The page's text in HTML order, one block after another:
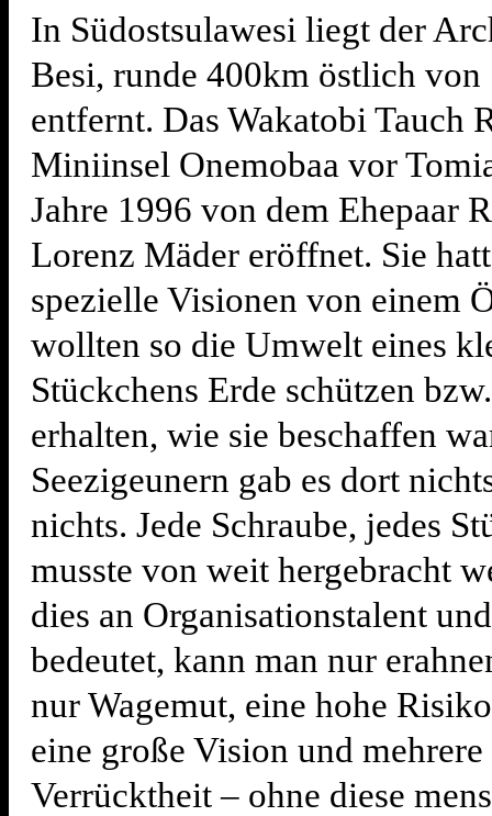
In Südostsulawesi liegt der
Besi, runde 400km östlich von
entfernt. Das Wakatobi Tauch
Miniinsel Onemobaa vor
Jahre 1996 von dem Ehepaar
Lorenz Mäder eröffnet. Sie
spezielle Visionen von einem
wollten so die Umwelt eines
Stückchens Erde schützen
erhalten, wie sie beschaffen
Seezigeunern gab es dort
nichts. Jede Schraube, jedes
musste von weit hergebracht
dies an Organisationstalent
bedeutet, kann man nur
nur Wagemut, eine hohe
eine große Vision und
Verrücktheit – ohne diese